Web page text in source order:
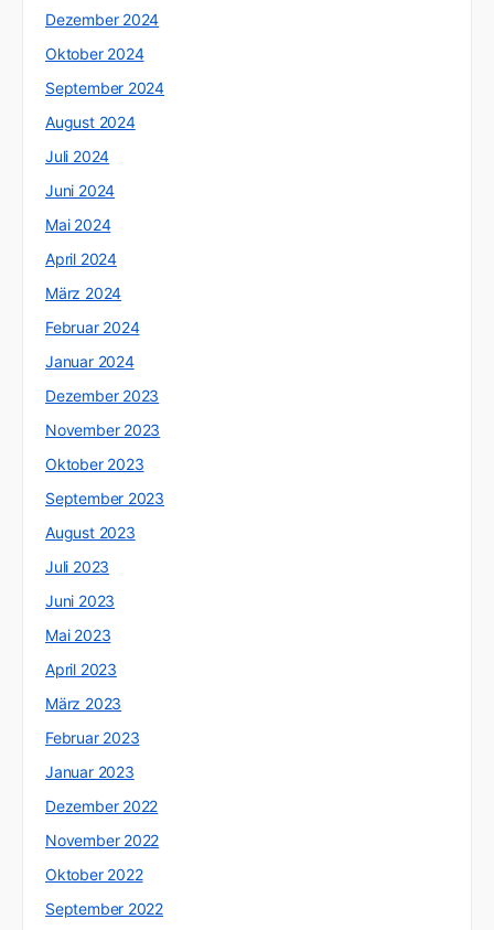
Dezember 2024
Oktober 2024
September 2024
August 2024
Juli 2024
Juni 2024
Mai 2024
April 2024
März 2024
Februar 2024
Januar 2024
Dezember 2023
November 2023
Oktober 2023
September 2023
August 2023
Juli 2023
Juni 2023
Mai 2023
April 2023
März 2023
Februar 2023
Januar 2023
Dezember 2022
November 2022
Oktober 2022
September 2022